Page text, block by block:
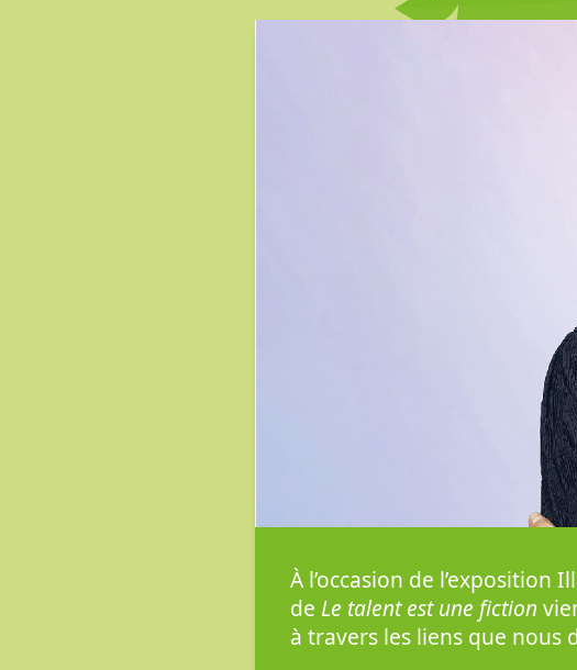
À l’occasion de l’exposition
de Le talent est une fiction
à travers les liens que nous